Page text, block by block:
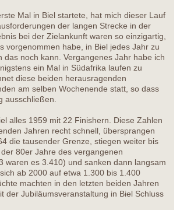
Mal in Biel startete, hat mich dieser Lauf
der langen Strecke in der
bei der Zielankunft waren so einzigartig,
vorgenommen habe, in Biel jedes Jahr zu
das noch kann. Vergangenes Jahr habe ich
ein Mal in Südafrika laufen zu
diese beiden herausragenden
am selben Wochenende statt, so dass
ausschließen.
alles 1959 mit 22 Finishern. Diese Zahlen
Jahren recht schnell, übersprangen
die tausender Grenze, stiegen weiter bis
80er Jahre des vergangenen
waren es 3.410) und sanken dann langsam
ab 2000 auf etwa 1.300 bis 1.400
machten in den letzten beiden Jahren
der Jubiläumsveranstaltung in Biel Schluss